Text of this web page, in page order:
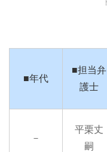
■年代
■担当弁
護士
－
平栗丈
嗣